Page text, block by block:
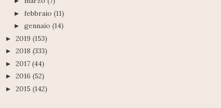
► febbraio (11)
► gennaio (14)
► 2019 (153)
► 2018 (333)
► 2017 (44)
► 2016 (52)
► 2015 (142)